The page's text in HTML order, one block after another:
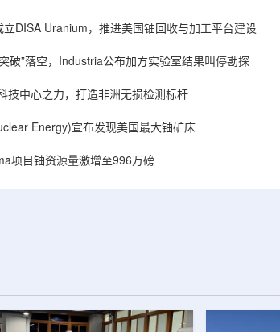
层结构时存在局限，例
以区分不同材料层中的
方法也难以在微小尺度
这一问题...
尔德帕克里奇路120号，
尺。工厂建成后，将整合
丹伯里和贝瑟尔三个地点
2027年初投入使用，若
立DISA Uranium，推进美国铀回收与加工平台建设
破”落空，Industria公布加方实验室结果叫停勘探
技中心之力，打造非洲无损检测标杆
Energy)宣布发现美国最大铀矿床
项目铀资源量激增至996万磅